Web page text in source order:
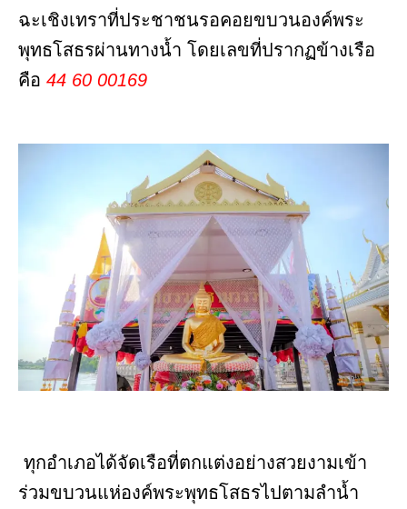
ฉะเชิงเทราที่ประชาชนรอคอยขบวนองค์พระ
พุทธโสธรผ่านทางน้ำ โดยเลขที่ปรากฏข้างเรือ
คือ 44 60 00169
ทุกอำเภอได้จัดเรือที่ตกแต่งอย่างสวยงามเข้า
ร่วมขบวนแห่องค์พระพุทธโสธรไปตามลำน้ำ